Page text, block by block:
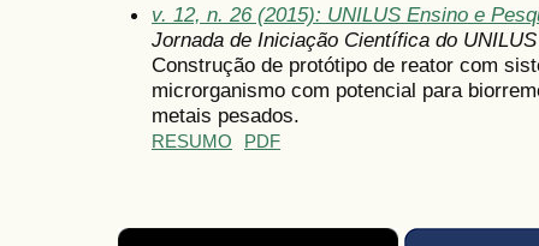
v. 12, n. 26 (2015): UNILUS Ensino e
Jornada de Iniciação Científica do UNILUS
Construção de protótipo de reator com
microrganismo com potencial para
metais pesados.
RESUMO PDF